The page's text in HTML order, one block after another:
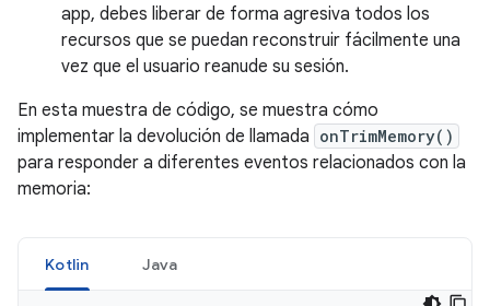
app, debes liberar de forma agresiva todos los
recursos que se puedan reconstruir fácilmente una
vez que el usuario reanude su sesión.
En esta muestra de código, se muestra cómo
implementar la devolución de llamada onTrimMemory()
para responder a diferentes eventos relacionados con la
memoria:
Kotlin Java